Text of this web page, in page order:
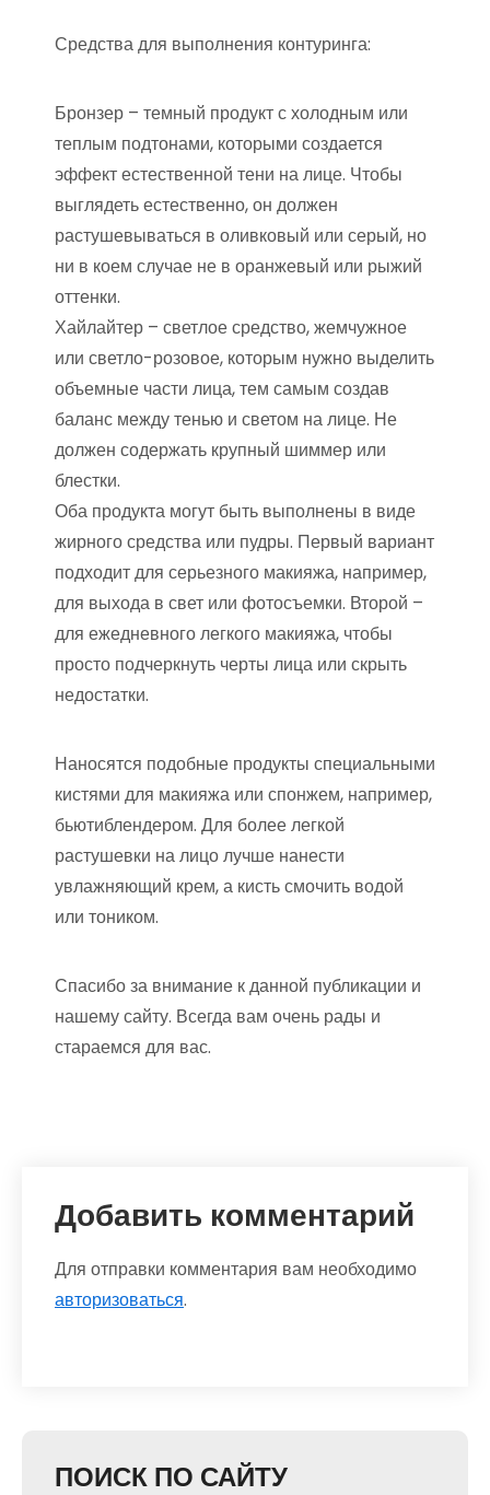
Средства для выполнения контуринга:
Бронзер – темный продукт с холодным или
теплым подтонами, которыми создается
эффект естественной тени на лице. Чтобы
выглядеть естественно, он должен
растушевываться в оливковый или серый, но
ни в коем случае не в оранжевый или рыжий
оттенки.
Хайлайтер – светлое средство, жемчужное
или светло-розовое, которым нужно выделить
объемные части лица, тем самым создав
баланс между тенью и светом на лице. Не
должен содержать крупный шиммер или
блестки.
Оба продукта могут быть выполнены в виде
жирного средства или пудры. Первый вариант
подходит для серьезного макияжа, например,
для выхода в свет или фотосъемки. Второй –
для ежедневного легкого макияжа, чтобы
просто подчеркнуть черты лица или скрыть
недостатки.
Наносятся подобные продукты специальными
кистями для макияжа или спонжем, например,
бьютиблендером. Для более легкой
растушевки на лицо лучше нанести
увлажняющий крем, а кисть смочить водой
или тоником.
Спасибо за внимание к данной публикации и
нашему сайту. Всегда вам очень рады и
стараемся для вас.
Добавить комментарий
Для отправки комментария вам необходимо
авторизоваться.
ПОИСК ПО САЙТУ